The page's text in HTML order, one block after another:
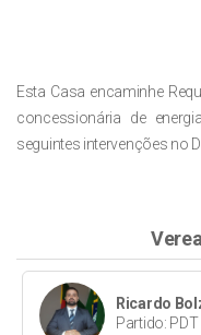
Esta Casa encaminhe
concessionária de
seguintes intervenções no
Ricardo
Partido: PDT